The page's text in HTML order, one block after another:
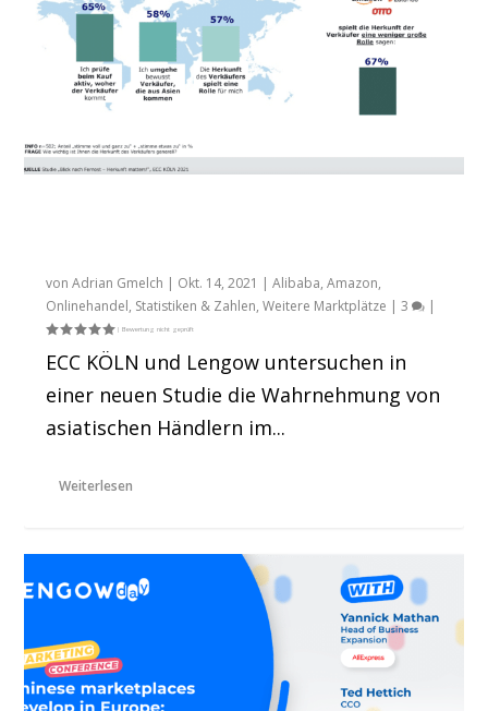
vonAdrian Gmelch | Okt. 14, 2021 |Alibaba,Amazon,
Onlinehandel, Statistiken & Zahlen,Weitere Marktplätze |3 |
ECC KÖLN und Lengow untersuchen in
einer neuen Studie die Wahrnehmung von
asiatischen Händlern im...
Weiterlesen